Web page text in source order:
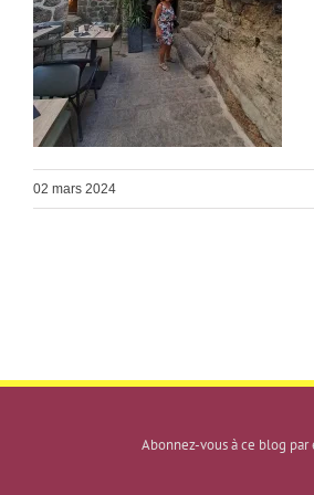
02 mars 2024
Abonnez-vous à ce blog par